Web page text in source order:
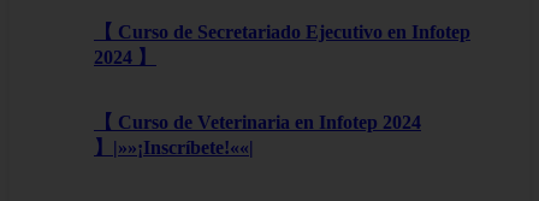
【 Curso de Secretariado Ejecutivo en Infotep
2024 】
【 Curso de Veterinaria en Infotep 2024
】|»»¡Inscríbete!««|